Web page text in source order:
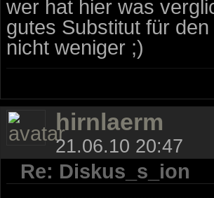
wer hat hier was
gutes Substitut für
nicht weniger ;)
hirnlaerm
21.06.10 20:47
Re: Diskus_s_ion